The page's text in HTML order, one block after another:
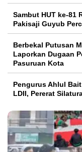
Sambut HUT ke-81
Pakisaji Guyub
Berbekal Putusan
Laporkan Dugaan
Pasuruan Kota
Pengurus Ahlul
LDII, Pererat